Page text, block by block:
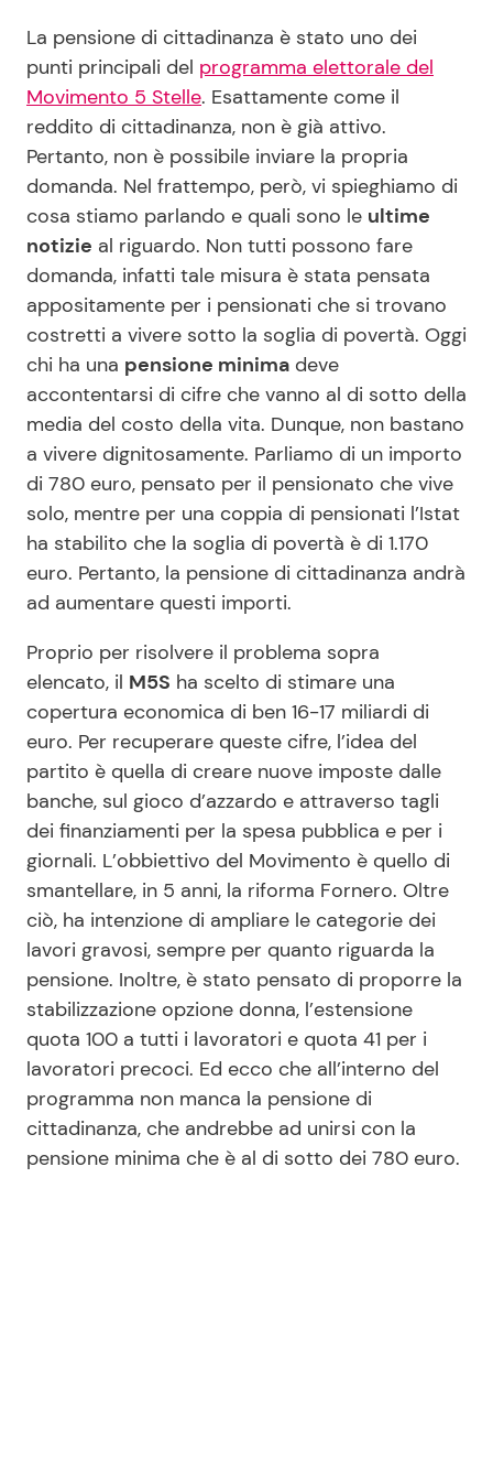
Seguici
Info
Chi siamo
Disclaimer e Privacy
Redazione
Contattaci
Pubblicità
Privacy Policy
La pensione di cittadinanza è stato uno dei
punti principali del programma elettorale del
Movimento 5 Stelle. Esattamente come il
reddito di cittadinanza, non è già attivo.
Pertanto, non è possibile inviare la propria
domanda. Nel frattempo, però, vi spieghiamo di
cosa stiamo parlando e quali sono le ultime
notizie al riguardo. Non tutti possono fare
domanda, infatti tale misura è stata pensata
appositamente per i pensionati che si trovano
costretti a vivere sotto la soglia di povertà. Oggi
chi ha una pensione minima deve
accontentarsi di cifre che vanno al di sotto della
media del costo della vita. Dunque, non bastano
a vivere dignitosamente. Parliamo di un importo
di 780 euro, pensato per il pensionato che vive
solo, mentre per una coppia di pensionati l’Istat
ha stabilito che la soglia di povertà è di 1.170
euro. Pertanto, la pensione di cittadinanza andrà
ad aumentare questi importi.
Proprio per risolvere il problema sopra
elencato, il M5S ha scelto di stimare una
copertura economica di ben 16-17 miliardi di
euro. Per recuperare queste cifre, l’idea del
partito è quella di creare nuove imposte dalle
banche, sul gioco d’azzardo e attraverso tagli
dei finanziamenti per la spesa pubblica e per i
giornali. L’obbiettivo del Movimento è quello di
smantellare, in 5 anni, la riforma Fornero. Oltre
ciò, ha intenzione di ampliare le categorie dei
lavori gravosi, sempre per quanto riguarda la
pensione. Inoltre, è stato pensato di proporre la
stabilizzazione opzione donna, l’estensione
quota 100 a tutti i lavoratori e quota 41 per i
lavoratori precoci. Ed ecco che all’interno del
programma non manca la pensione di
cittadinanza, che andrebbe ad unirsi con la
pensione minima che è al di sotto dei 780 euro.